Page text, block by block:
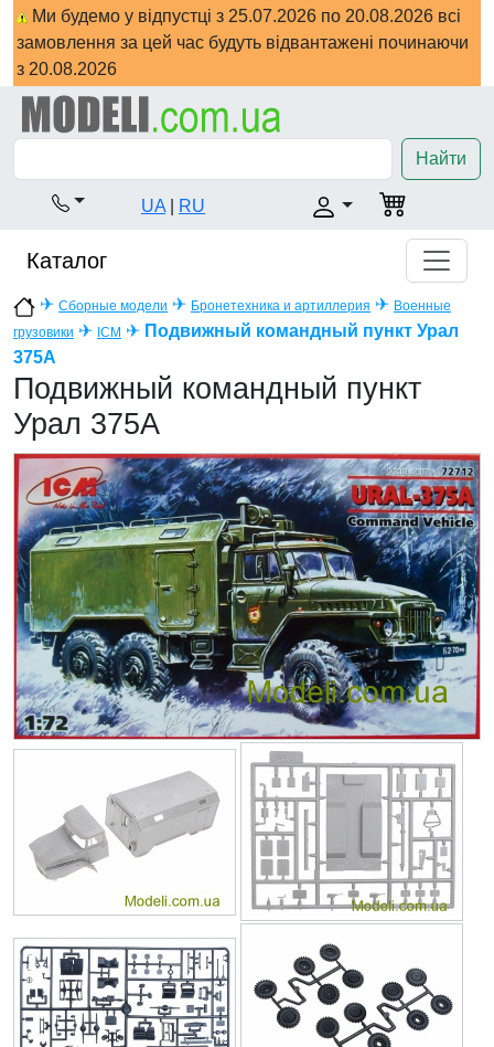
Ми будемо у відпустці з 25.07.2026 по 20.08.2026 всі
замовлення за цей час будуть відвантажені починаючи
з 20.08.2026
Найти
UA RU
Каталог
✈ Сборные модели ✈ Бронетехника и артиллерия ✈ Военные
грузовики ✈ ICM ✈ Подвижный командный пункт Урал
375A
Подвижный командный пункт
Урал 375A